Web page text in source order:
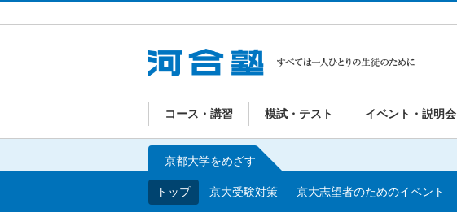
コース・講習 模試・テスト イベント・説明会
京都大学をめざす
トップ 京大受験対策 京大志望者のためのイベント